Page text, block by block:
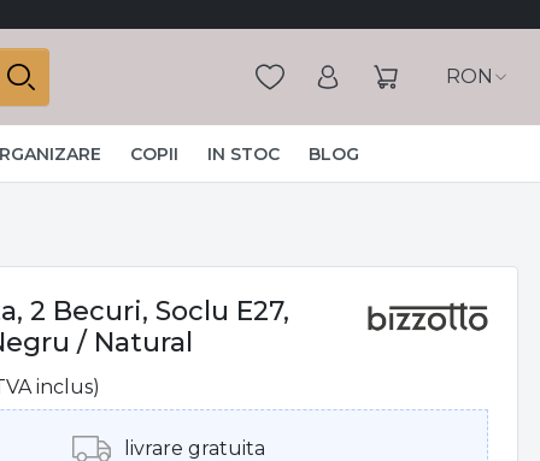
RON
COPII IN STOC BLOG
2 Becuri, Soclu E27,
/ Natural
inclus)
livrare gratuita